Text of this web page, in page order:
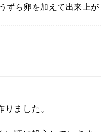
ずら卵を加えて出来上が
ました。